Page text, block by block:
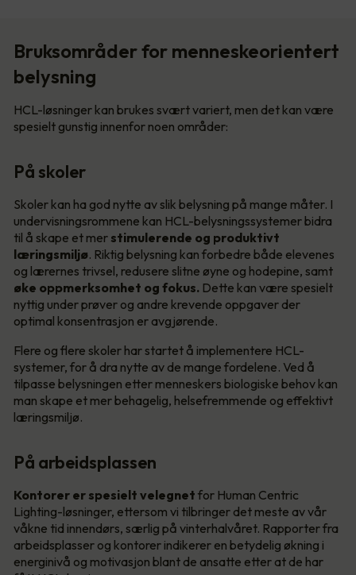
Bruksområder for menneskeorientert
belysning
HCL-løsninger kan brukes svært variert, men det kan være
spesielt gunstig innenfor noen områder:
På skoler
Skoler kan ha god nytte av slik belysning på mange måter. I
undervisningsrommene kan HCL-belysningssystemer bidra
til å skape et mer stimulerende og produktivt
læringsmiljø. Riktig belysning kan forbedre både elevenes
og lærernes trivsel, redusere slitne øyne og hodepine, samt
øke oppmerksomhet og fokus. Dette kan være spesielt
nyttig under prøver og andre krevende oppgaver der
optimal konsentrasjon er avgjørende.
Flere og flere skoler har startet å implementere HCL-
systemer, for å dra nytte av de mange fordelene. Ved å
tilpasse belysningen etter menneskers biologiske behov kan
man skape et mer behagelig, helsefremmende og effektivt
læringsmiljø.
På arbeidsplassen
Kontorer er spesielt velegnet for Human Centric
Lighting-løsninger, ettersom vi tilbringer det meste av vår
våkne tid innendørs, særlig på vinterhalvåret. Rapporter fra
arbeidsplasser og kontorer indikerer en betydelig økning i
energinivå og motivasjon blant de ansatte etter at de har